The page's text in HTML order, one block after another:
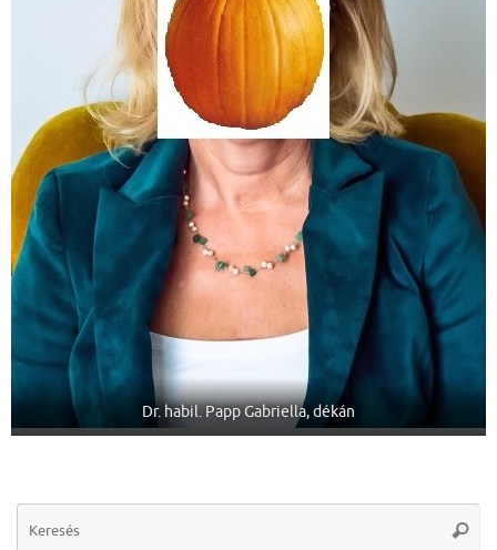
Dr. habil. Papp Gabriella, dékán